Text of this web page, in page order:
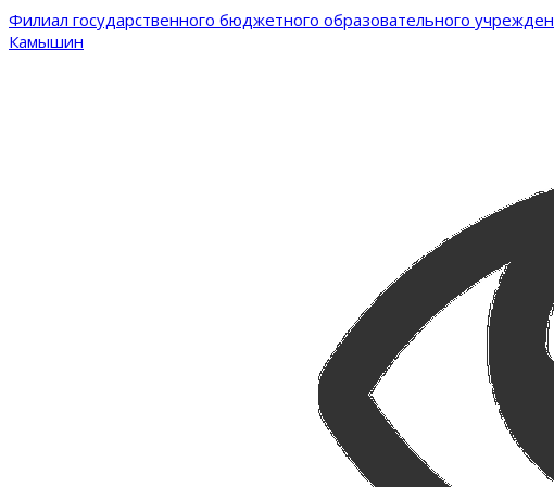
Филиал государственного бюджетного образовательного
Камышин